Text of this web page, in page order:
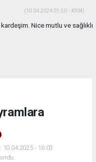
(10.04.2024 01:50 - #304)
Nice mutlu ve sağlıklı
10.04.2025 - 16:03